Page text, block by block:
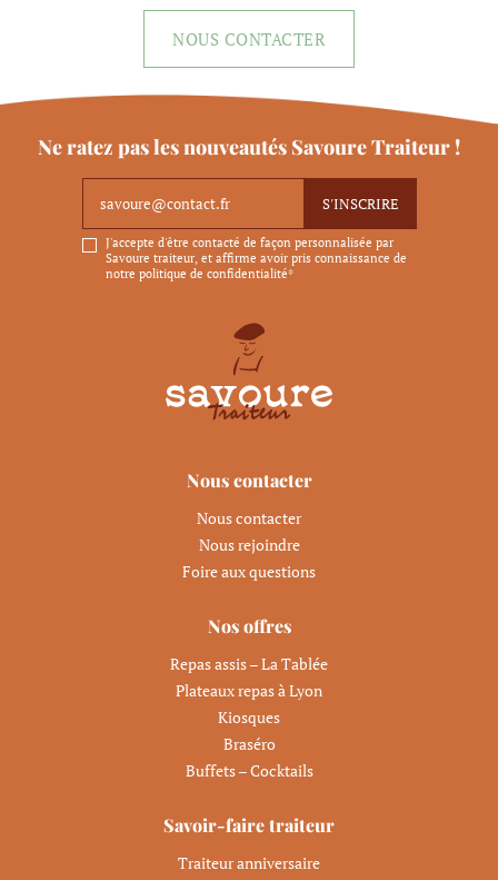
NOUS CONTACTER
Ne ratez pas les nouveautés Savoure Traiteur !
J'accepte d'être contacté de façon personnalisée par
Savoure traiteur, et affirme avoir pris connaissance de
notre politique de confidentialité*
Nous contacter
Nous contacter
Nous rejoindre
Foire aux questions
Nos offres
Repas assis – La Tablée
Plateaux repas à Lyon
Kiosques
Braséro
Buffets – Cocktails
Savoir-faire traiteur
Traiteur anniversaire